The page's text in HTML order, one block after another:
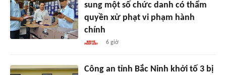
sung một số chức danh có thẩm
quyền xử phạt vi phạm hành
chính
6 giờ
Công an tỉnh Bắc Ninh khởi tố 3 bị